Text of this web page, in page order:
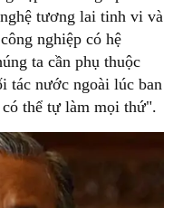
tương lai tinh vi và
nghiệp có hệ
ta cần phụ thuộc
tác nước ngoài lúc ban
có thể tự làm mọi thứ".